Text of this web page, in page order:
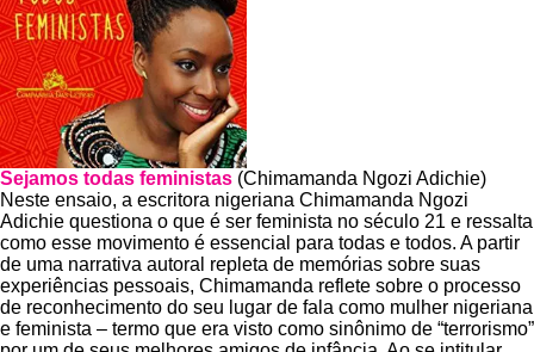
Sejamos todas feministas (Chimamanda Ngozi Adichie)
Neste ensaio, a escritora nigeriana Chimamanda Ngozi
Adichie questiona o que é ser feminista no século 21 e ressalta
como esse movimento é essencial para todas e todos. A partir
de uma narrativa autoral repleta de memórias sobre suas
experiências pessoais, Chimamanda reflete sobre o processo
de reconhecimento do seu lugar de fala como mulher nigeriana
e feminista – termo que era visto como sinônimo de “terrorismo”